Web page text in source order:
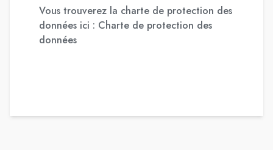
Vous trouverez la charte de protection des
données ici : Charte de protection des
données